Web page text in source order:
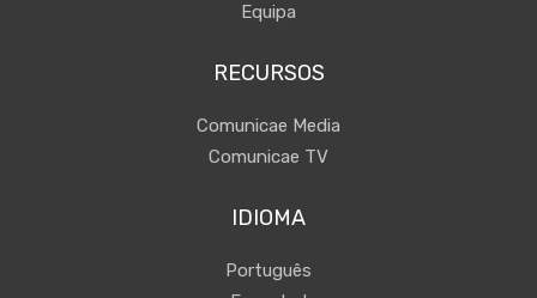
Equipa
RECURSOS
Comunicae Media
Comunicae TV
IDIOMA
Português